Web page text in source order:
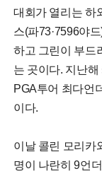
대회가 열리는 하
스(파73·7596야
하고 그린이 부드
는 곳이다. 지난
PGA투어 최다언
이다.
이날 콜린 모리카
명이 나란히 9언